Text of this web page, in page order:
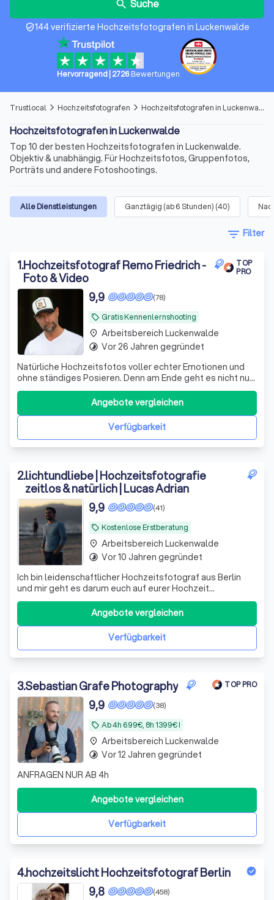
search Suche
verified_user144 verifizierte Hochzeitsfotografen in Luckenwalde
Hervorragend 2726Bewertungen
Trustlocal arrow_forward_ios Hochzeitsfotografen arrow_forward_ios Hochzeitsfotografen in Luckenwalde
Hochzeitsfotografen in Luckenwalde
Top 10 der besten Hochzeitsfotografen in Luckenwalde.
Objektiv & unabhängig. Für Hochzeitsfotos, Gruppenfotos,
Porträts und andere Fotoshootings.
Alle Dienstleistungen Ganztägig (ab 6 Stunden) (40)
filter_list Filter
1.Hochzeitsfotograf Remo Friedrich -
Foto & Video
TOP
PRO
local_offer Gratis Kennenlernshooting
(78)
9,9
Natürliche Hochzeitsfotos voller echter Emotionen und
ohne ständiges Posieren. Denn am Ende geht es nicht nur
darum, wie eure Hochzeit aussah, sondern vor allem
darum, wie sie sich angefühlt hat.
Verfügbarkeit
Angebote vergleichen
place Arbeitsbereich Luckenwalde
timelapse Vor 26 Jahren gegründet
2.lichtundliebe | Hochzeitsfotografie
zeitlos & natürlich | Lucas Adrian
local_offer Kostenlose Erstberatung
(41)
9,9
Ich bin leidenschaftlicher Hochzeitsfotograf aus Berlin
und mir geht es darum euch auf eurer Hochzeit
wunderschön und in authentischen Farben einzufangen
und mit Bildern für die Ewigkeit zu begeistern
Verfügbarkeit
Angebote vergleichen
place Arbeitsbereich Luckenwalde
timelapse Vor 10 Jahren gegründet
3.Sebastian Grafe Photography TOP PRO
local_offer Ab 4h 699€, 8h 1399€ !
(38)
9,9
ANFRAGEN NUR AB 4h
Verfügbarkeit
Angebote vergleichen
place Arbeitsbereich Luckenwalde
timelapse Vor 12 Jahren gegründet
4.hochzeitslicht Hochzeitsfotograf Berlin
(458)
9,8